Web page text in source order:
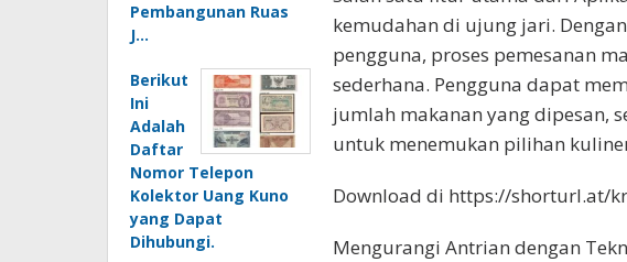
Pembangunan Ruas
J…
Berikut
Ini
Adalah
Daftar
Nomor Telepon
Kolektor Uang Kuno
yang Dapat
Dihubungi.
kemudahan di ujung jari.
pengguna, proses pemesanan
sederhana. Pengguna dapat
jumlah makanan yang dipesan,
untuk menemukan pilihan
Download di https://shorturl.at/
Mengurangi Antrian dengan